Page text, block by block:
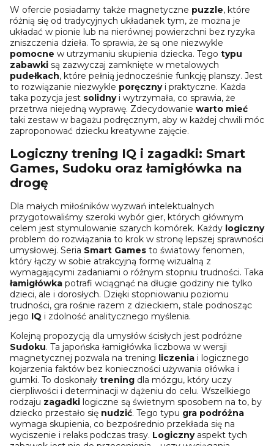
W ofercie posiadamy także magnetyczne puzzle, które
różnią się od tradycyjnych układanek tym, że można je
układać w pionie lub na nierównej powierzchni bez ryzyka
zniszczenia dzieła. To sprawia, że są one niezwykle
pomocne w utrzymaniu skupienia dziecka. Tego typu
zabawki są zazwyczaj zamknięte w metalowych
pudełkach, które pełnią jednocześnie funkcję planszy. Jest
to rozwiązanie niezwykle poręcznyi praktyczne. Każda
taka pozycja jest solidnyi wytrzymała, co sprawia, że
przetrwa niejedną wyprawę. Zdecydowanie warto mieć
taki zestaw w bagażu podręcznym, aby w każdej chwili móc
zaproponować dziecku kreatywne zajęcie.
Logiczny trening IQ i zagadki: Smart
Games, Sudoku orazłamigłówka na
drogę
Dla małych miłośników wyzwań intelektualnych
przygotowaliśmy szeroki wybór gier, których głównym
celem jest stymulowanie szarych komórek. Każdy logiczny
problem do rozwiązania to krok w stronę lepszej sprawności
umysłowej. Seria Smart Games to światowy fenomen,
który łączy w sobie atrakcyjną formę wizualną z
wymagającymi zadaniami o różnym stopniu trudności. Taka
łamigłówka potrafi wciągnąć na długie godziny nie tylko
dzieci, ale i dorosłych. Dzięki stopniowaniu poziomu
trudności, gra rośnie razem z dzieckiem, stale podnosząc
jego IQ i zdolność analitycznego myślenia.
Kolejną propozycją dla umysłów ścisłych jest podróżne
Sudoku. Ta japońska łamigłówka liczbowa w wersji
magnetycznej pozwala na trening liczenia i logicznego
kojarzenia faktów bez konieczności używania ołówka i
gumki. To doskonały trening dla mózgu, który uczy
cierpliwości i determinacji w dążeniu do celu. Wszelkiego
rodzaju zagadki logiczne są świetnym sposobem na to, by
dziecko przestało się nudzić. Tego typu gra podróżna
wymaga skupienia, co bezpośrednio przekłada się na
wyciszenie i relaks podczas trasy. Logicznyaspekt tych